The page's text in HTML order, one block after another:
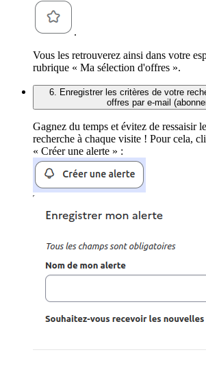
.
Vous les retrouverez ainsi dans votre
rubrique « Ma sélection d'offres ».
6. Enregistrer les critères de votre
offres par e-mail
Gagnez du temps et évitez de ressaisir
recherche à chaque visite ! Pour cela,
« Créer une alerte » :